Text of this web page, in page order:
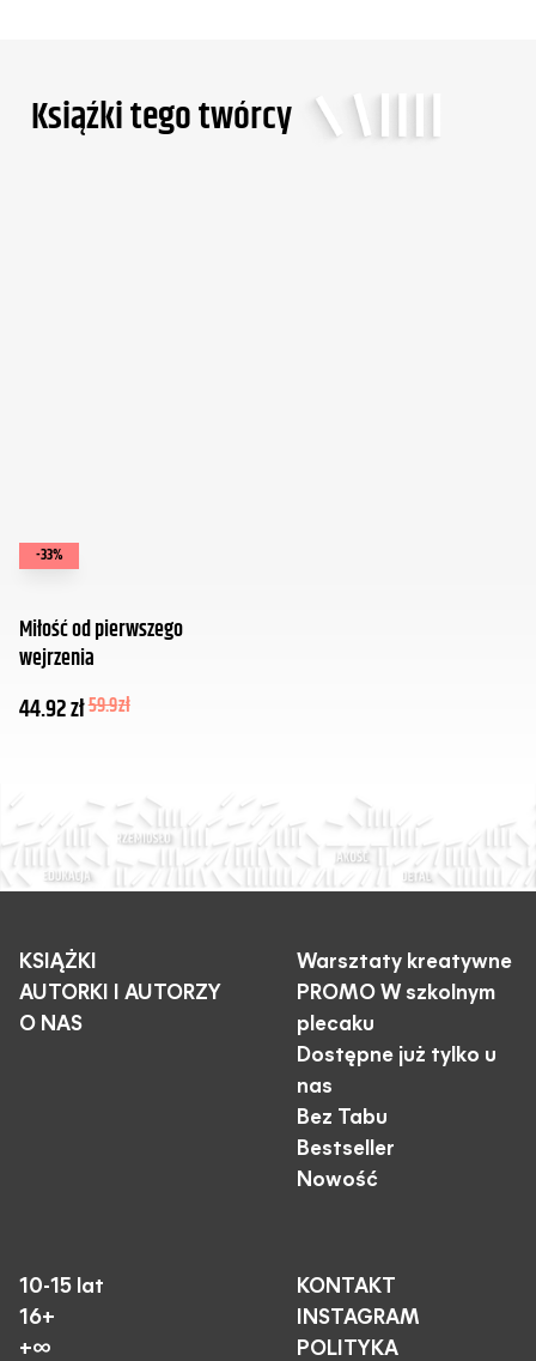
Ksiąźki tego twórcy
-33%
Miłość od pierwszego
wejrzenia
44.92zł59.9zł
KSIĄŻKI
AUTORKI I AUTORZY
O NAS
Warsztaty kreatywne
PROMO W szkolnym
plecaku
Dostępne już tylko u
nas
Bez Tabu
Bestseller
Nowość
10-15 lat
16+
+∞
KONTAKT
INSTAGRAM
POLITYKA